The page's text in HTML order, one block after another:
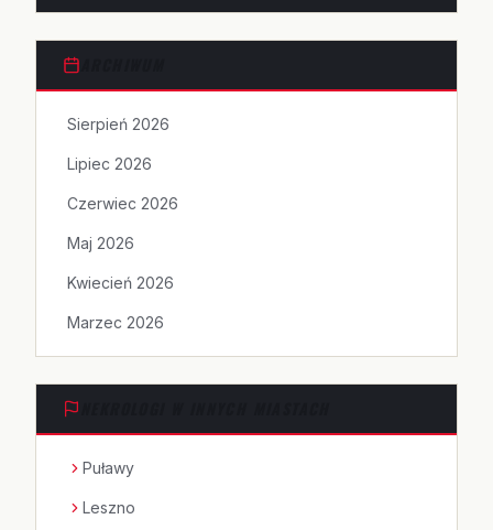
Sierpień 2026
Lipiec 2026
Czerwiec 2026
Maj 2026
Kwiecień 2026
Marzec 2026
Puławy
Leszno